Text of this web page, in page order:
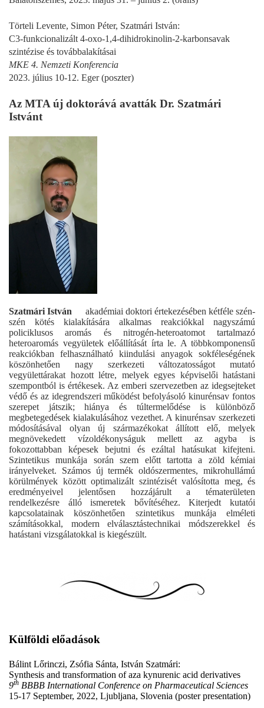
Törteli Levente, Simon Péter, Szatmári István:
C3-funkcionalizált 4-oxo-1,4-dihidrokinolin-2-karbonsavak
szintézise és továbbalakításai
MKE 4. Nemzeti Konferencia
2023. július 10-12. Eger (poszter)
Az MTA új doktorává avatták Dr. Szatmári
Istvánt
Szatmári István
akadémiai doktori értekezésében kétféle szén-
szén kötés kialakítására alkalmas reakciókkal nagyszámú
policiklusos aromás és nitrogén-heteroatomot tartalmazó
heteroaromás vegyületek előállítását írta le. A többkomponensű
reakciókban felhasználható kiindulási anyagok sokféleségének
köszönhetően nagy szerkezeti változatosságot mutató
vegyülettárakat hozott létre, melyek egyes képviselői hatástani
szempontból is értékesek. Az emberi szervezetben az idegsejteket
védő és az idegrendszeri működést befolyásoló kinurénsav fontos
szerepet játszik; hiánya és túltermelődése is különböző
megbetegedések kialakulásához vezethet. A kinurénsav szerkezeti
módosításával olyan új származékokat állított elő, melyek
megnövekedett vízoldékonyságuk mellett az agyba is
fokozottabban képesek bejutni és ezáltal hatásukat kifejteni.
Szintetikus munkája során szem előtt tartotta a zöld kémiai
irányelveket. Számos új termék oldószermentes, mikrohullámú
körülmények között optimalizált szintézisét valósította meg, és
eredményeivel jelentősen hozzájárult a tématerületen
rendelkezésre álló ismeretek bővítéséhez. Kiterjedt kutatói
kapcsolatainak köszönhetően szintetikus munkája elméleti
számításokkal, modern elválasztástechnikai módszerekkel és
hatástani vizsgálatokkal is kiegészült.
Külföldi előadások
Bálint Lőrinczi, Zsófia Sánta, István Szatmári:
Synthesis and transformation of aza kynurenic acid derivatives
9th BBBB International Conference on Pharmaceutical Sciences
15-17 September, 2022, Ljubljana, Slovenia (poster presentation)